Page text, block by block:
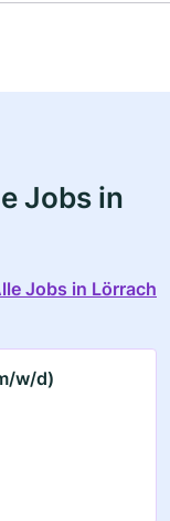
Jobs in
Jobs in Lörrach
w/d)